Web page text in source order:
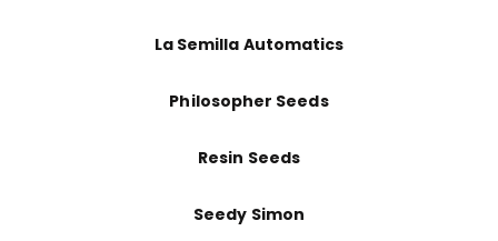
La Semilla Automatics
Philosopher Seeds
Resin Seeds
Seedy Simon